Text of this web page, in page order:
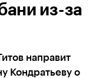
из-за
направит
Кондратьеву о